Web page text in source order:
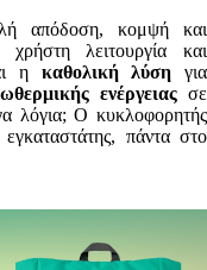
απόδοση, κομψή και
λειτουργία και
η καθολική λύση για
ενέργειαςσε
λόγια; Ο κυκλοφορητής
πάντα στο